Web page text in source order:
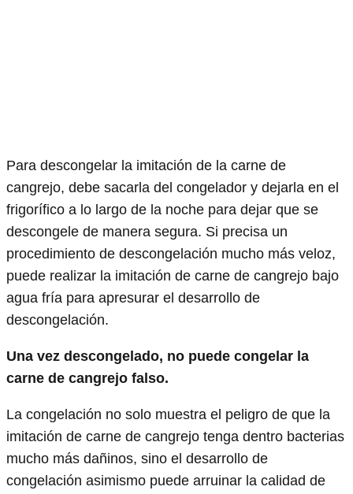
Para descongelar la imitación de la carne de
cangrejo, debe sacarla del congelador y dejarla en el
frigorífico a lo largo de la noche para dejar que se
descongele de manera segura. Si precisa un
procedimiento de descongelación mucho más veloz,
puede realizar la imitación de carne de cangrejo bajo
agua fría para apresurar el desarrollo de
descongelación.
Una vez descongelado, no puede congelar la
carne de cangrejo falso.
La congelación no solo muestra el peligro de que la
imitación de carne de cangrejo tenga dentro bacterias
mucho más dañinos, sino el desarrollo de
congelación asimismo puede arruinar la calidad de